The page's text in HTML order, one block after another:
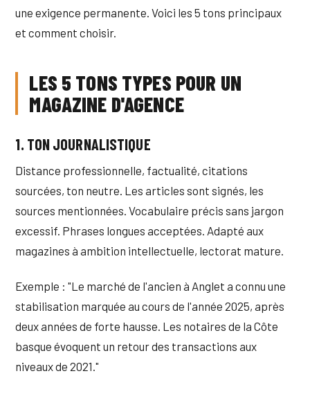
une exigence permanente. Voici les 5 tons principaux
et comment choisir.
LES 5 TONS TYPES POUR UN
MAGAZINE D'AGENCE
1. TON JOURNALISTIQUE
Distance professionnelle, factualité, citations
sourcées, ton neutre. Les articles sont signés, les
sources mentionnées. Vocabulaire précis sans jargon
excessif. Phrases longues acceptées. Adapté aux
magazines à ambition intellectuelle, lectorat mature.
Exemple : "Le marché de l'ancien à Anglet a connu une
stabilisation marquée au cours de l'année 2025, après
deux années de forte hausse. Les notaires de la Côte
basque évoquent un retour des transactions aux
niveaux de 2021."